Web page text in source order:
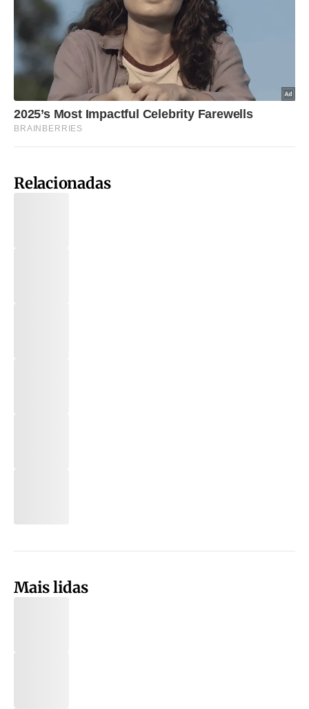
Relacionadas
Mais lidas